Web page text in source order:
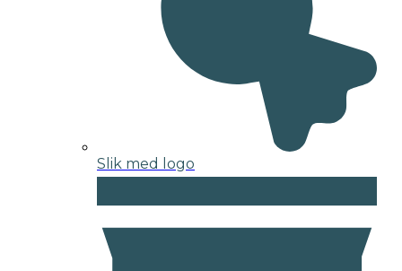
Slik med logo